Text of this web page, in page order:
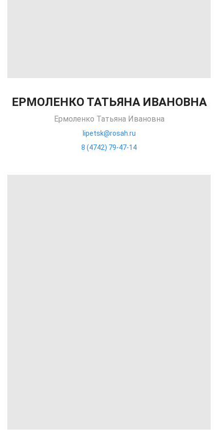
ЕРМОЛЕНКО ТАТЬЯНА ИВАНОВНА
Ермоленко Татьяна Ивановна
lipetsk@rosah.ru
8 (4742) 79-47-14